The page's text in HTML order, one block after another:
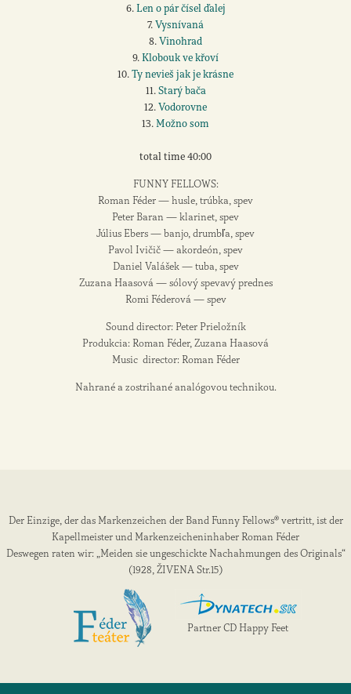
6.Len o pár čísel ďalej
7.Vysnívaná
8.Vinohrad
9.Klobouk ve křoví
10.Ty nevieš jak je krásne
11.Starý bača
12.Vodorovne
13.Možno som
total time 40:00
FUNNY FELLOWS:
Roman Féder — husle, trúbka, spev
Peter Baran — klarinet, spev
Július Ebers — banjo, drumbľa, spev
Pavol Ivičič — akordeón, spev
Daniel Valášek — tuba, spev
Zuzana Haasová — sólový spevavý prednes
Romi Féderová — spev
Sound director: Peter Prieložník
Produkcia: Roman Féder, Zuzana Haasová
Music director: Roman Féder
Nahrané a zostrihané analógovou technikou.
Der Einzige, der das Markenzeichen der Band Funny Fellows® vertritt, ist der
Kapellmeister und Markenzeicheninhaber Roman Féder
Deswegen raten wir: „Meiden sie ungeschickte Nachahmungen des Originals“
(1928, ŽIVENA Str.15)
Partner CD Happy Feet